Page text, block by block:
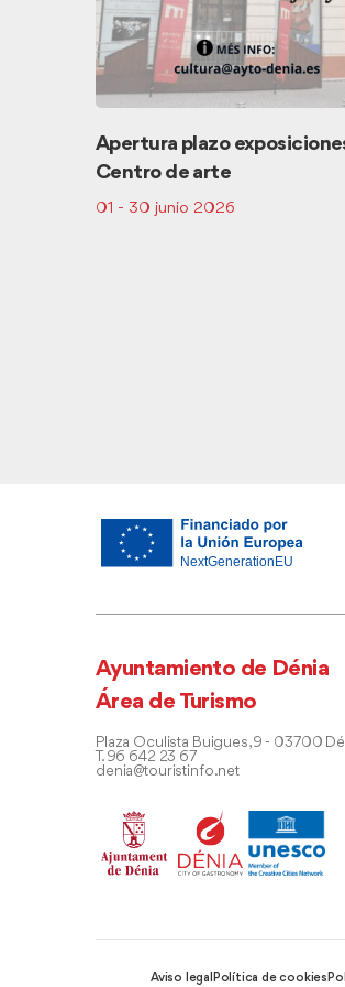
Apertura plazo
Centro de arte
01 - 30 junio 2026
Ayuntamiento de Dénia
Área de Turismo
Plaza Oculista Buigues, 9 - 03700
T. 96 642 23 67
denia@touristinfo.net
Aviso legal Política de cookies